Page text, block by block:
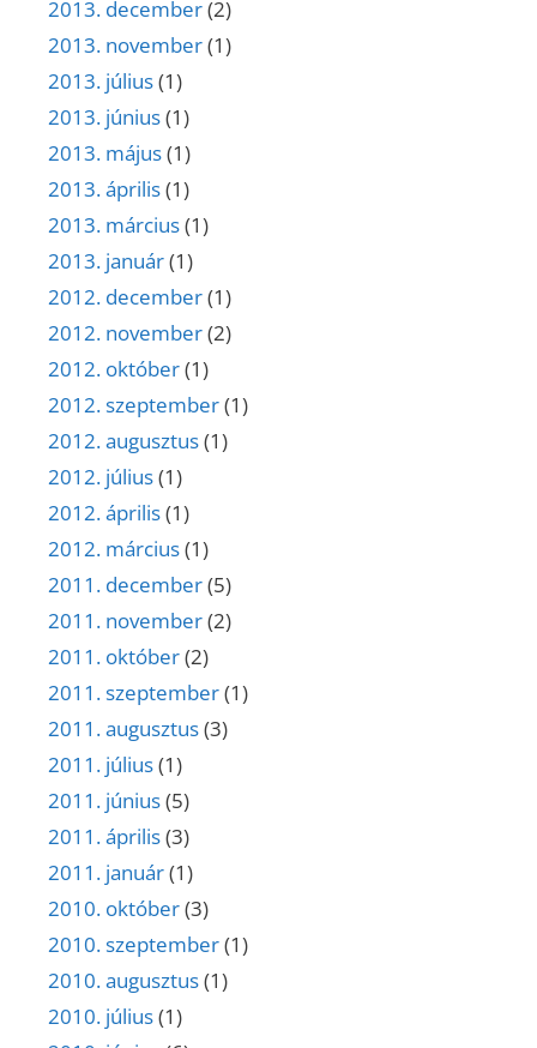
2013. december(2)
2013. november(1)
2013. július(1)
2013. június(1)
2013. május(1)
2013. április(1)
2013. március(1)
2013. január(1)
2012. december(1)
2012. november(2)
2012. október(1)
2012. szeptember(1)
2012. augusztus(1)
2012. július(1)
2012. április(1)
2012. március(1)
2011. december(5)
2011. november(2)
2011. október(2)
2011. szeptember(1)
2011. augusztus(3)
2011. július(1)
2011. június(5)
2011. április(3)
2011. január(1)
2010. október(3)
2010. szeptember(1)
2010. augusztus(1)
2010. július(1)